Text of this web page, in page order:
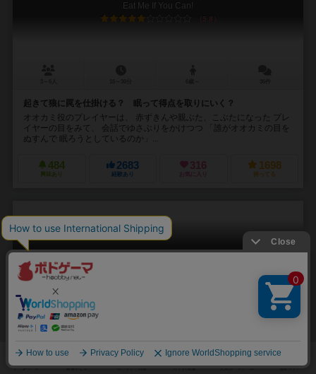
Eat Me If You Can!
5.8
起きて狼に罠を仕掛ける？ 眠って得点を取りにいく？
オオカミ役のプレイヤーは、 赤ずきんや親ぶた、こぶたになった プレ
イヤーの目をみて、 会話でゆさぶりをかけつつ 「誰がオオカミの目を
ぬすんで 眠ろうとしているのか」...
484
興味あり
2683
経験あり
316
お気に入り
1698
持ってる
ミクロマクロ：クライムシティ
1～4人 15～480分 8歳～ 23件
犯人はこの街にいる。さぁ、マップを広げて、名探偵の出番だ。